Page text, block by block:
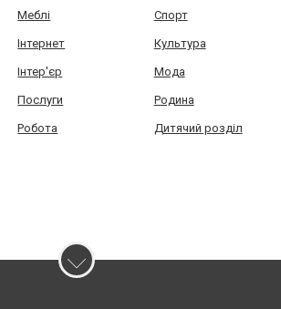
Меблі Спорт
Інтернет Культура
Інтер'єр Мода
Послуги Родина
Робота Дитячий розділ